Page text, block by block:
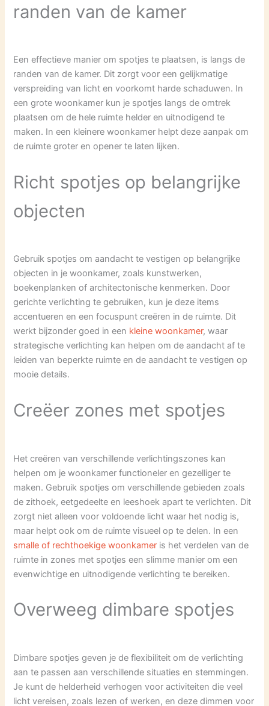
randen van de kamer
Een effectieve manier om spotjes te plaatsen, is langs de
randen van de kamer. Dit zorgt voor een gelijkmatige
verspreiding van licht en voorkomt harde schaduwen. In
een grote woonkamer kun je spotjes langs de omtrek
plaatsen om de hele ruimte helder en uitnodigend te
maken. In een kleinere woonkamer helpt deze aanpak om
de ruimte groter en opener te laten lijken.
Richt spotjes op belangrijke
objecten
Gebruik spotjes om aandacht te vestigen op belangrijke
objecten in je woonkamer, zoals kunstwerken,
boekenplanken of architectonische kenmerken. Door
gerichte verlichting te gebruiken, kun je deze items
accentueren en een focuspunt creëren in de ruimte. Dit
werkt bijzonder goed in een kleine woonkamer, waar
strategische verlichting kan helpen om de aandacht af te
leiden van beperkte ruimte en de aandacht te vestigen op
mooie details.
Creëer zones met spotjes
Het creëren van verschillende verlichtingszones kan
helpen om je woonkamer functioneler en gezelliger te
maken. Gebruik spotjes om verschillende gebieden zoals
de zithoek, eetgedeelte en leeshoek apart te verlichten. Dit
zorgt niet alleen voor voldoende licht waar het nodig is,
maar helpt ook om de ruimte visueel op te delen. In een
smalle of rechthoekige woonkamer is het verdelen van de
ruimte in zones met spotjes een slimme manier om een
evenwichtige en uitnodigende verlichting te bereiken.
Overweeg dimbare spotjes
Dimbare spotjes geven je de flexibiliteit om de verlichting
aan te passen aan verschillende situaties en stemmingen.
Je kunt de helderheid verhogen voor activiteiten die veel
licht vereisen, zoals lezen of werken, en deze dimmen voor